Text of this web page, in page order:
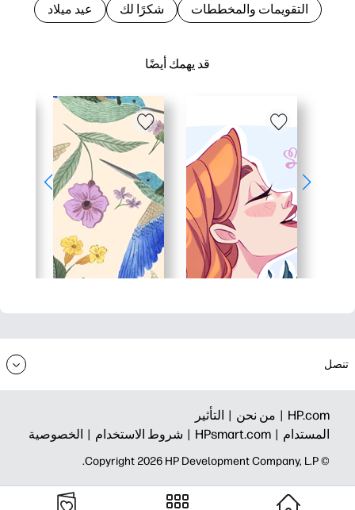
قد يهمك أيضًا
التقويمات والمخططات شكرًا لك عيد ميلاد
تنصل
HP.com | من نحن | التأثير
المستدام | HPsmart.com | شروط الاستخدام | الخصوصية
© Copyright 2026 HP Development Company, L.P.